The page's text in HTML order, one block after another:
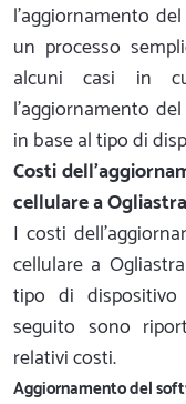
l'aggiornamento
un processo
alcuni casi in
l'aggiornamento
in base al tipo di
Costi
cellulare a Ogliastra
I costi
cellulare a
tipo di
seguito sono
relativi costi.
Aggiornamento del